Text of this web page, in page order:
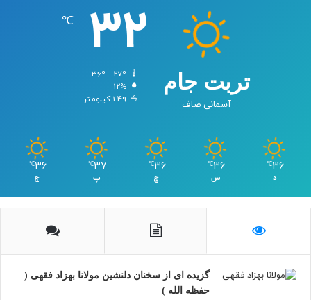
تربت جام
آسمانی صاف
32
℃
12%
1.49 کیلومتر
36
℃
د
36
℃
س
36
℃
چ
37
℃
پ
36
℃
ج
گزیده ای از سخنان دلنشین مولانا بهزاد فقهی (
حفظه الله )